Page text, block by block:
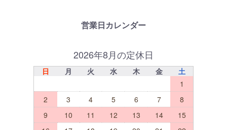
営業日カレンダー
2026年8月の定休日
日 月 火 水 木 金
土
1
2
3 4 5 6 7
8
9
10 11 12 13 14
15